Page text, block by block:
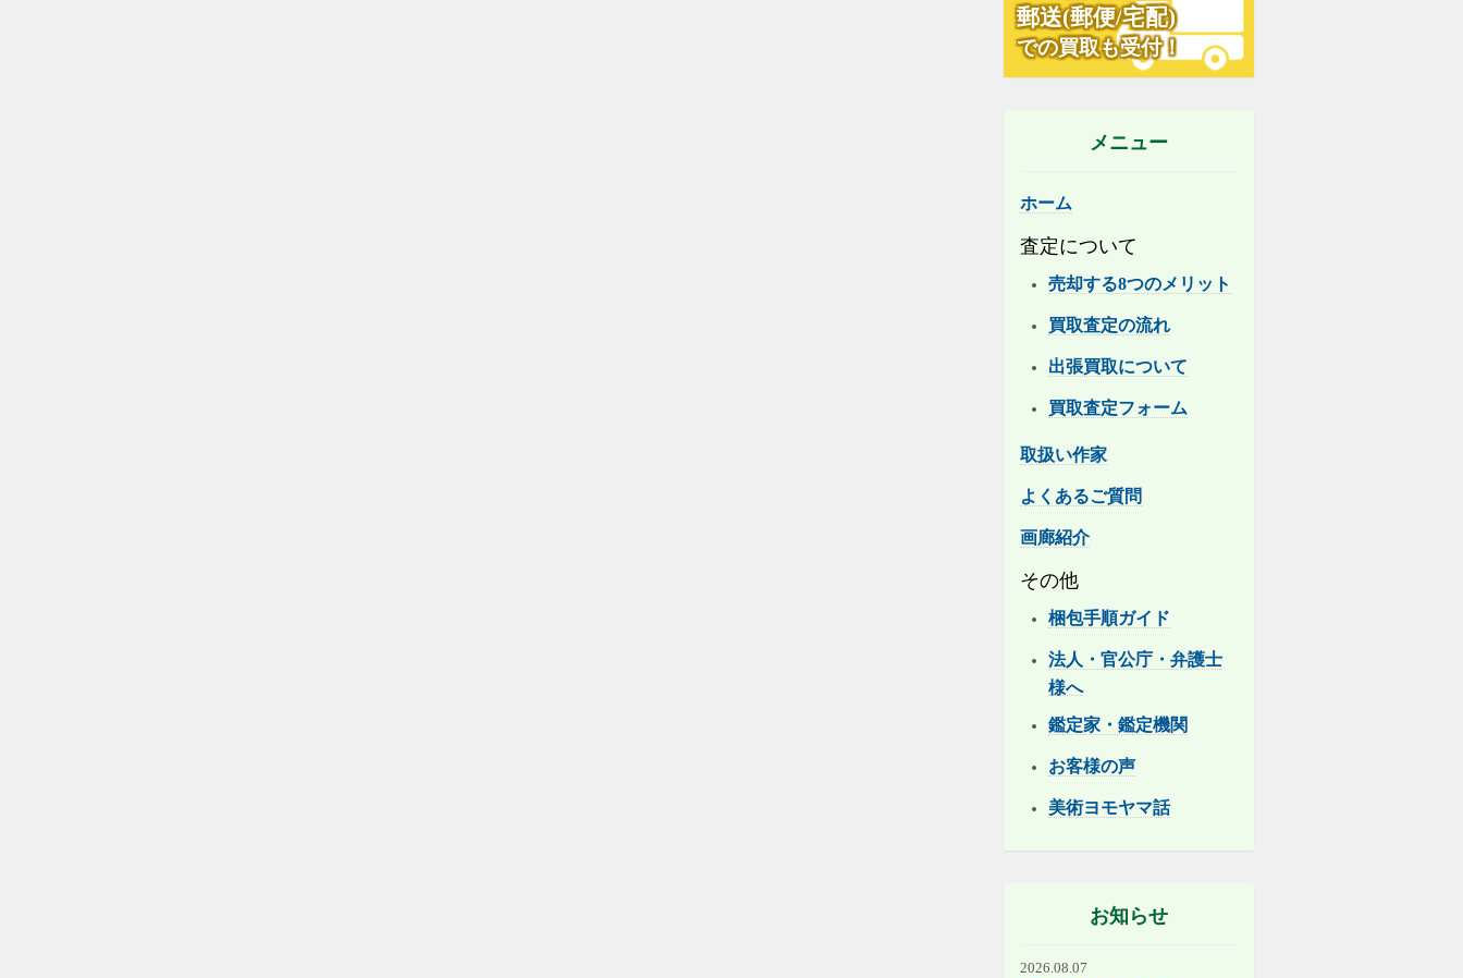
郵送(郵便/宅配)
での買取も受付！
メニュー
ホーム
査定について
売却する8つのメリット
買取査定の流れ
出張買取について
買取査定フォーム
取扱い作家
よくあるご質問
画廊紹介
その他
梱包手順ガイド
法人・官公庁・弁護士
様へ
鑑定家・鑑定機関
お客様の声
美術ヨモヤマ話
お知らせ
2026.08.07